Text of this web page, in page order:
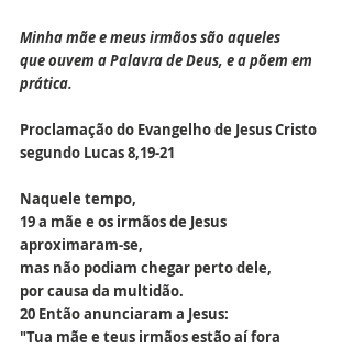
Minha mãe e meus irmãos são aqueles
que ouvem a Palavra de Deus, e a põem em
prática.
Proclamação do Evangelho de Jesus Cristo
segundo Lucas 8,19-21
Naquele tempo,
19 a mãe e os irmãos de Jesus
aproximaram-se,
mas não podiam chegar perto dele,
por causa da multidão.
20 Então anunciaram a Jesus:
"Tua mãe e teus irmãos estão aí fora